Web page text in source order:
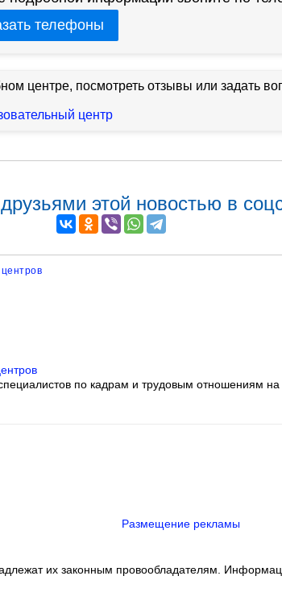
телефоны
центре, посмотреть отзывы или задать
центр
этой новостью в
по кадрам и трудовым отношениям на
Размещение рекламы
их законным провообладателям.